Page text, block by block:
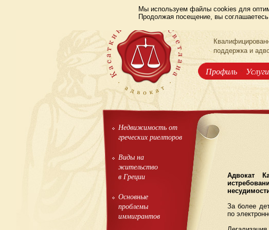
Мы используем файлы cookies для
Продолжая посещение, вы
поддержка и
Профиль Услуги
Недвижимость от
греческих риелторов
Виды на
жительство
в Греции
Основные
проблемы
иммигрантов
Адвокат
За более
по